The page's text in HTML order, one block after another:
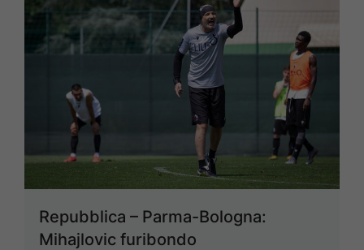
Repubblica – Parma-Bologna:
Mihajlovic furibondo